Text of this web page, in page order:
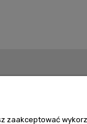
zaakceptować